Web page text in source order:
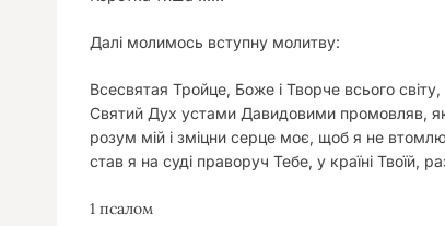
Далі молимось вступну молитву:
Всесвятая Тройце, Боже і Творче всього
Святий Дух устами Давидовими промовляв,
розум мій і зміцни серце моє, щоб я не
став я на суді праворуч Тебе, у країні
1 псалом